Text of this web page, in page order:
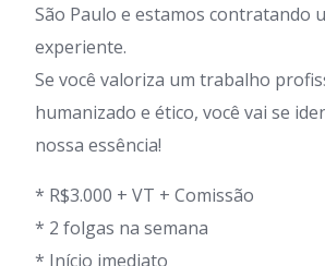
São Paulo e estamos contratando
experiente.
Se você valoriza um trabalho
humanizado e ético, você vai se
nossa essência!
* R$3.000 + VT + Comissão
* 2 folgas na semana
* Início imediato